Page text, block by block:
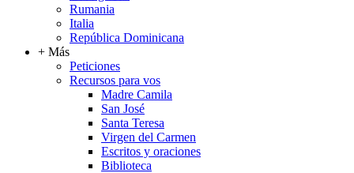
Rumania
Italia
República Dominicana
+ Más
Peticiones
Recursos para vos
Madre Camila
San José
Santa Teresa
Virgen del Carmen
Escritos y oraciones
Biblioteca